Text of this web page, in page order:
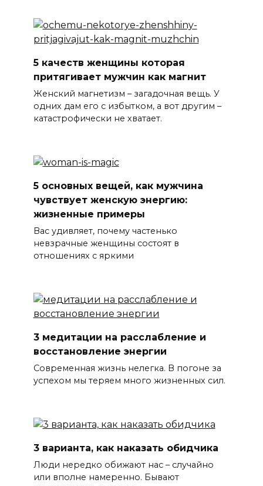
5 качеств женщины которая
притягивает мужчин как магнит
Женский магнетизм – загадочная вещь. У
одних дам его с избытком, а вот другим –
катастрофически не хватает.
5 основных вещей, как мужчина
чувствует женскую энергию:
жизненные примеры
Вас удивляет, почему частенько
невзрачные женщины состоят в
отношениях с яркими
3 медитации на расслабление и
восстановление энергии
Современная жизнь нелегка. В погоне за
успехом мы теряем много жизненных сил.
3 варианта, как наказать обидчика
Люди нередко обижают нас – случайно
или вполне намеренно. Бывают